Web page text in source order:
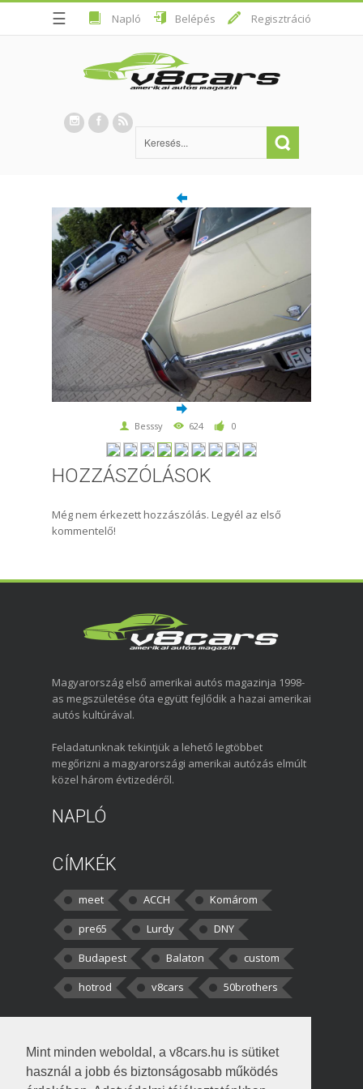
Mint minden weboldal, a v8cars.hu is sütiket
használ a jobb és biztonságosabb működés
☰ Napló Belépés Regisztráció
Besssy 624 0
HOZZÁSZÓLÁSOK
Még nem érkezett hozzászólás. Legyél az első
kommentelő!
Magyarország első amerikai autós magazinja 1998-
as megszületése óta együtt fejlődik a hazai amerikai
autós kultúrával.
Feladatunknak tekintjük a lehető legtöbbet
megőrizni a magyarországi amerikai autózás elmúlt
közel három évtizedéről.
NAPLÓ
CÍMKÉK
meet ACCH
Komárom
pre65
Lurdy
DNY
Budapest
Balaton
custom
hotrod
v8cars 50brothers
kortisz:Elszúrtam! Én csak két
darabbaal számoltam. Nem tudtam, hogy fél autót,